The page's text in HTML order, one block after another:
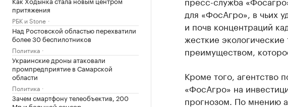
притяжения
РБК и Stone
Над Ростовской областью перехватили
более 30 беспилотников
Политика
Украинские дроны атаковали
промпредприятие в Самарской
области
Политика
Зачем смартфону телеобъектив, 200
для «ФосАгро», в чьих
и почв концентраций
жесткие
преимуществом,
Кроме того, агентство
«ФосАгро» на
прогнозом. По мнению